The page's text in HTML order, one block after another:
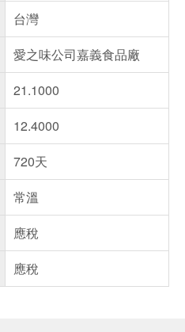
台灣
愛之味公司嘉義食品廠
21.1000
12.4000
720天
常溫
應稅
應稅